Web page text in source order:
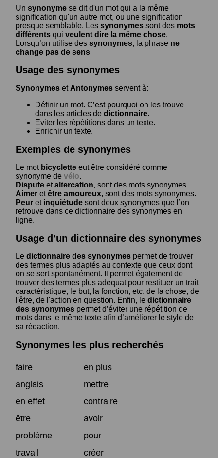
Un synonyme se dit d'un mot qui a la même
signification qu'un autre mot, ou une signification
presque semblable. Les synonymes sont des mots
différents qui veulent dire la même chose.
Lorsqu’on utilise des synonymes, la phrase ne
change pas de sens.
Usage des synonymes
Synonymes et Antonymes servent à:
Définir un mot. C’est pourquoi on les trouve
dans les articles de dictionnaire.
Eviter les répétitions dans un texte.
Enrichir un texte.
Exemples de synonymes
Le mot bicyclette eut être considéré comme
synonyme de vélo.
Dispute etaltercation, sont des mots synonymes.
Aimer etêtre amoureux, sont des mots synonymes.
Peur et inquiétude sont deux synonymes que l’on
retrouve dans ce dictionnaire des synonymes en
ligne.
Usage d’un dictionnaire des synonymes
Le dictionnaire des synonymes permet de trouver
des termes plus adaptés au contexte que ceux dont
on se sert spontanément. Il permet également de
trouver des termes plus adéquat pour restituer un trait
caractéristique, le but, la fonction, etc. de la chose, de
l'être, de l'action en question. Enfin, le dictionnaire
des synonymes permet d’éviter une répétition de
mots dans le même texte afin d’améliorer le style de
sa rédaction.
Synonymes les plus recherchés
faire
en plus
anglais
mettre
en effet
contraire
être
avoir
problème
pour
travail
créer